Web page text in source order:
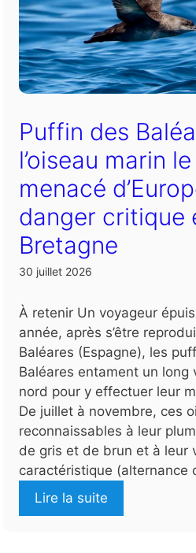
Puffin des
l’oiseau marin
menacé
danger critique
Bretagne
30 juillet 2026
À retenir Un voyageur
année, après s’être
Baléares (Espagne), les
Baléares entament un long
nord pour y effectuer leur
De juillet à novembre, ces
reconnaissables à leur
de gris et de brun et à leur
caractéristique (alternance
Lire la suite